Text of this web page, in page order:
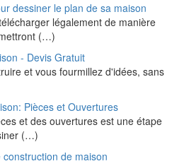
dessiner le plan de sa maison
légalement de manière
(…)
- Devis Gratuit
et vous fourmillez d'idées, sans
Pièces et Ouvertures
et des ouvertures est une étape
(…)
de maison